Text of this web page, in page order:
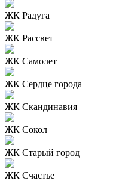
ЖК Радуга
ЖК Рассвет
ЖК Самолет
ЖК Сердце города
ЖК Скандинавия
ЖК Сокол
ЖК Старый город
ЖК Счастье